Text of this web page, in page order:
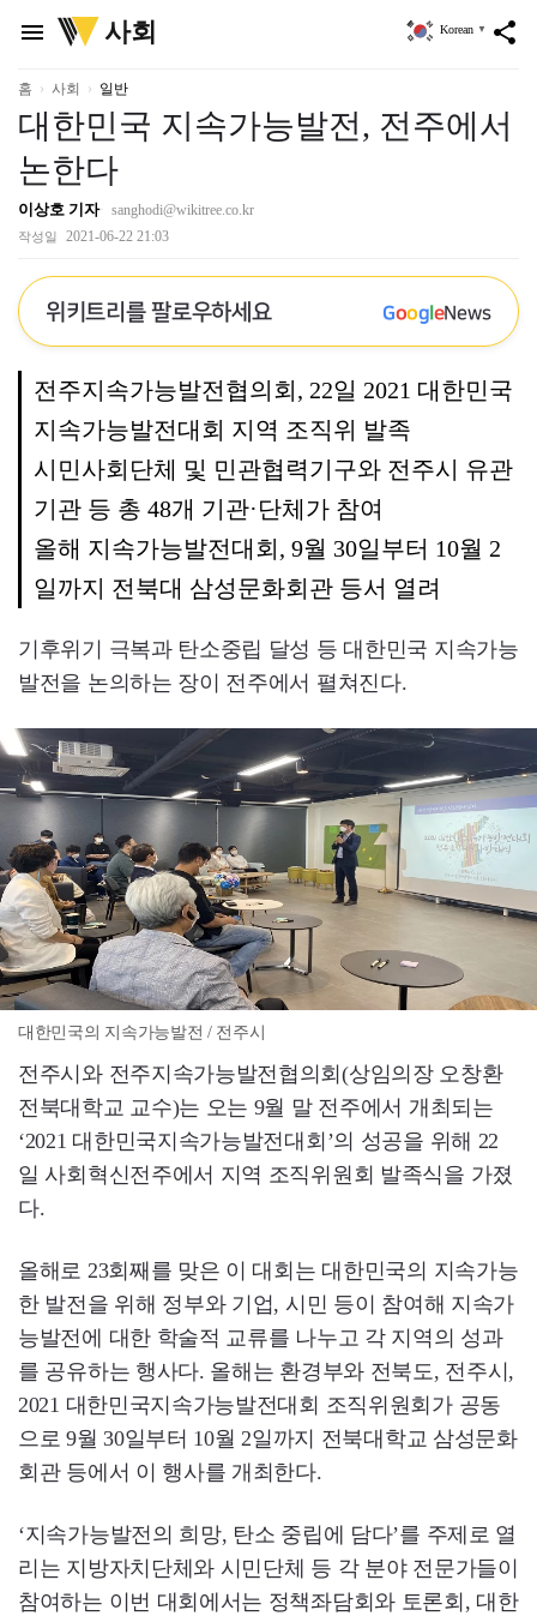
menu
위
키
리
사회 share
Korean ▼
홈 사회 일반
대한민국 지속가능발전, 전주에서
논한다
이상호 기자 sanghodi@wikitree.co.kr
작성일 2021-06-22 21:03
위키트리를 팔로우하세요 GoogleNews
전주지속가능발전협의회, 22일 2021 대한민국
지속가능발전대회 지역 조직위 발족
시민사회단체 및 민관협력기구와 전주시 유관
기관 등 총 48개 기관·단체가 참여
올해 지속가능발전대회, 9월 30일부터 10월 2
일까지 전북대 삼성문화회관 등서 열려
기후위기 극복과 탄소중립 달성 등 대한민국 지속가능
발전을 논의하는 장이 전주에서 펼쳐진다.
대한민국의 지속가능발전 / 전주시
전주시와 전주지속가능발전협의회(상임의장 오창환
전북대학교 교수)는 오는 9월 말 전주에서 개최되는
‘2021 대한민국지속가능발전대회’의 성공을 위해 22
일 사회혁신전주에서 지역 조직위원회 발족식을 가졌
다.
올해로 23회째를 맞은 이 대회는 대한민국의 지속가능
한 발전을 위해 정부와 기업, 시민 등이 참여해 지속가
능발전에 대한 학술적 교류를 나누고 각 지역의 성과
를 공유하는 행사다. 올해는 환경부와 전북도, 전주시,
2021 대한민국지속가능발전대회 조직위원회가 공동
으로 9월 30일부터 10월 2일까지 전북대학교 삼성문화
회관 등에서 이 행사를 개최한다.
‘지속가능발전의 희망, 탄소 중립에 담다’를 주제로 열
리는 지방자치단체와 시민단체 등 각 분야 전문가들이
참여하는 이번 대회에서는 정책좌담회와 토론회, 대한